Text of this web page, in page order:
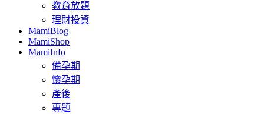
教育放題
理財投資
MamiBlog
MamiShop
MamiInfo
備孕期
懷孕期
產後
專題